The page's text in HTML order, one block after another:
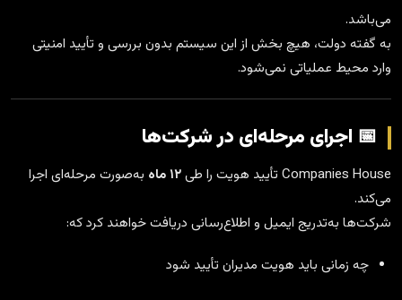
می‌باشد.
به گفته دولت، هیچ بخش از این سیستم بدون بررسی و تأیید امنیتی
وارد محیط عملیاتی نمی‌شود.
📅 اجرای مرحله‌ای در شرکت‌ها
Companies House تأیید هویت را طی ۱۲ ماه
به‌صورت مرحله‌ای اجرا
می‌کند.
شرکت‌ها به‌تدریج ایمیل و اطلاع‌رسانی دریافت خواهند کرد که:
چه زمانی باید هویت مدیران تأیید شود